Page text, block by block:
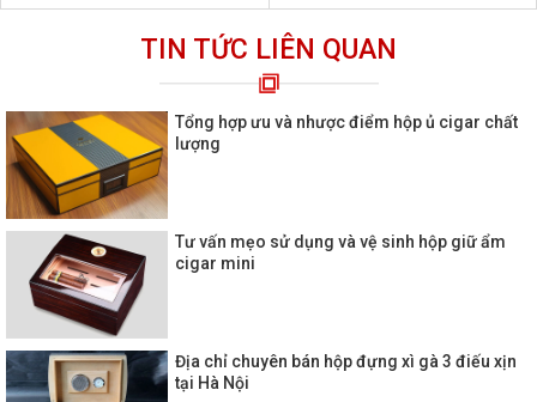
TIN TỨC LIÊN QUAN
Tổng hợp ưu và nhược điểm hộp ủ cigar chất
lượng
Tư vấn mẹo sử dụng và vệ sinh hộp giữ ẩm
cigar mini
Địa chỉ chuyên bán hộp đựng xì gà 3 điếu xịn
tại Hà Nội